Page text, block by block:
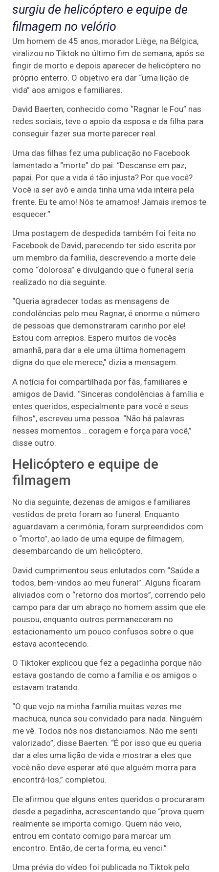
surgiu de helicóptero e equipe de
filmagem no velório
Um homem de 45 anos, morador Liège, na Bélgica,
viralizou no Tiktok no último fim de semana, após se
fingir de morto e depois aparecer de helicóptero no
próprio enterro. O objetivo era dar “uma lição de
vida” aos amigos e familiares.
David Baerten, conhecido como “Ragnar le Fou” nas
redes sociais, teve o apoio da esposa e da filha para
conseguir fazer sua morte parecer real.
Uma das filhas fez uma publicação no Facebook
lamentado a “morte” do pai: “Descanse em paz,
papai. Por que a vida é tão injusta? Por que você?
Você ia ser avô e ainda tinha uma vida inteira pela
frente. Eu te amo! Nós te amamos! Jamais iremos te
esquecer.”
Uma postagem de despedida também foi feita no
Facebook de David, parecendo ter sido escrita por
um membro da família, descrevendo a morte dele
como “dolorosa” e divulgando que o funeral seria
realizado no dia seguinte.
“Queria agradecer todas as mensagens de
condolências pelo meu Ragnar, é enorme o número
de pessoas que demonstraram carinho por ele!
Estou com arrepios. Espero muitos de vocês
amanhã, para dar a ele uma última homenagem
digna do que ele merece,” dizia a mensagem.
A notícia foi compartilhada por fãs, familiares e
amigos de David. “Sinceras condolências à família e
entes queridos, especialmente para você e seus
filhos”, escreveu uma pessoa. “Não há palavras
nesses momentos… coragem e força para você,”
disse outro.
Helicóptero e equipe de
filmagem
No dia seguinte, dezenas de amigos e familiares
vestidos de preto foram ao funeral. Enquanto
aguardavam a cerimônia, foram surpreendidos com
o “morto”, ao lado de uma equipe de filmagem,
desembarcando de um helicóptero.
David cumprimentou seus enlutados com “Saúde a
todos, bem-vindos ao meu funeral”. Alguns ficaram
aliviados com o “retorno dos mortos”, correndo pelo
campo para dar um abraço no homem assim que ele
pousou, enquanto outros permaneceram no
estacionamento um pouco confusos sobre o que
estava acontecendo.
O Tiktoker explicou que fez a pegadinha porque não
estava gostando de como a família e os amigos o
estavam tratando.
“O que vejo na minha família muitas vezes me
machuca, nunca sou convidado para nada. Ninguém
me vê. Todos nós nos distanciamos. Não me senti
valorizado”, disse Baerten. “É por isso que eu queria
dar a eles uma lição de vida e mostrar a eles que
você não deve esperar até que alguém morra para
encontrá-los,” completou.
Ele afirmou que alguns entes queridos o procuraram
desde a pegadinha, acrescentando que “prova quem
realmente se importa comigo. Quem não veio,
entrou em contato comigo para marcar um
encontro. Então, de certa forma, eu venci.”
Uma prévia do vídeo foi publicada no Tiktok pelo